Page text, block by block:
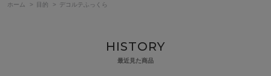
ホーム
> 目的 > デコルテふっくら
HISTORY
最近見た商品